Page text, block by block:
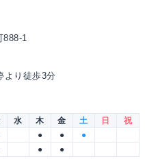
888-1
より徒歩3分
水 木 金 土 日
祝
● ●
●
● ●